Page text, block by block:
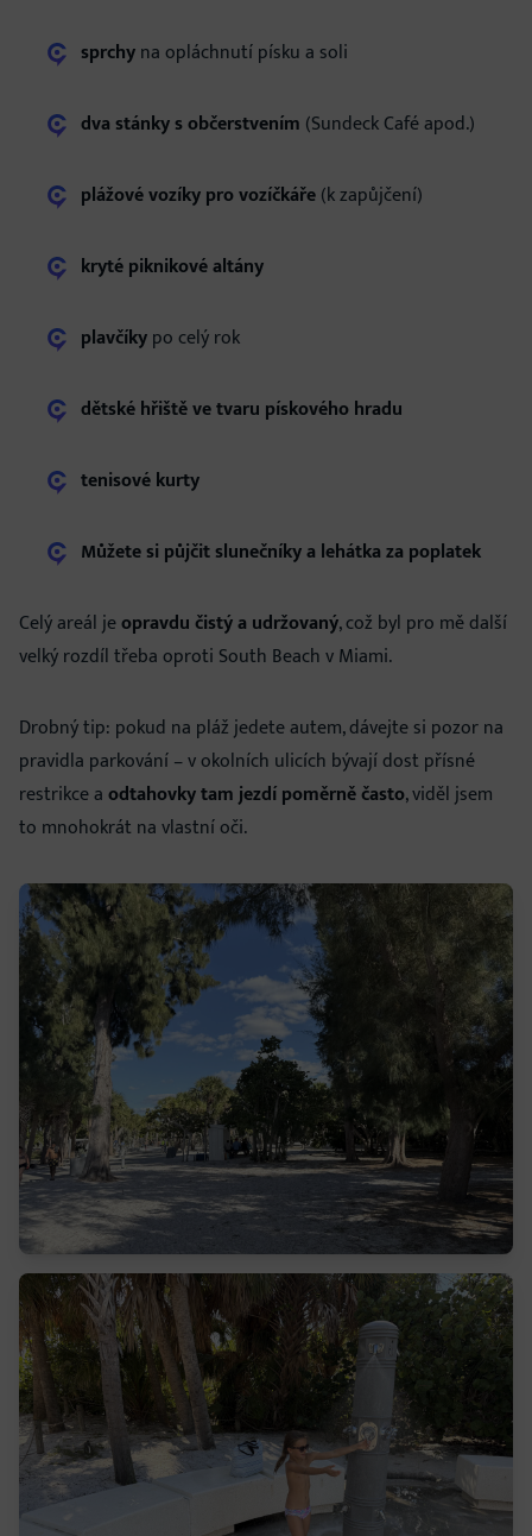
sprchyna opláchnutí písku a soli
dva stánky s občerstvením (Sundeck Café apod.)
plážové vozíky pro vozíčkáře(k zapůjčení)
kryté piknikové altány
plavčíkypo celý rok
dětské hřiště ve tvaru pískového hradu
tenisové kurty
Můžete si půjčit slunečníky a lehátka za poplatek
Celý areál jeopravdu čistý a udržovaný, což byl pro mě další
velký rozdíl třeba oproti South Beach v Miami.
Drobný tip: pokud na pláž jedete autem, dávejte si pozor na
pravidla parkování – v okolních ulicích bývají dost přísné
restrikce aodtahovky tam jezdí poměrně často, viděl jsem
to mnohokrát na vlastní oči.